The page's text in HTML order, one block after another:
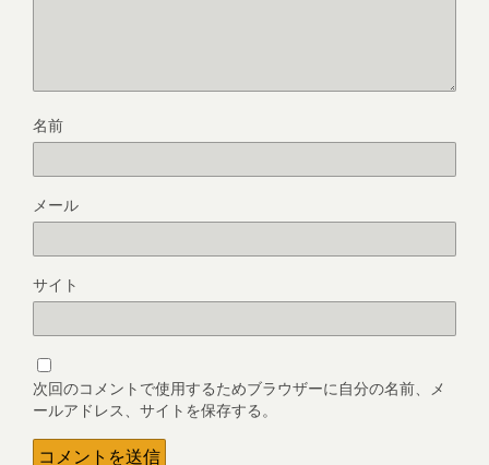
名前
メール
サイト
次回のコメントで使用するためブラウザーに自分の名前、メ
ールアドレス、サイトを保存する。